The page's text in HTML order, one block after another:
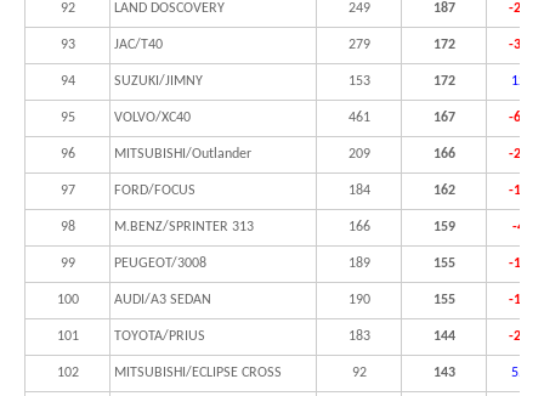
92 LAND DOSCOVERY 249 187 -
93 JAC/T40 279 172 -
94 SUZUKI/JIMNY 153 172
95 VOLVO/XC40 461 167 -
96 MITSUBISHI/Outlander 209 166 -
97 FORD/FOCUS 184 162 -
98 M.BENZ/SPRINTER 313 166 159 -
99 PEUGEOT/3008 189 155 -
100 AUDI/A3 SEDAN 190 155 -
101 TOYOTA/PRIUS 183 144 -
102 MITSUBISHI/ECLIPSE CROSS 92 143